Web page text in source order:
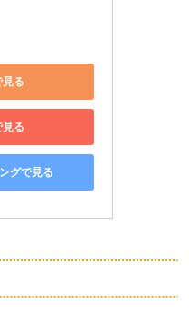
る
る
グで見る